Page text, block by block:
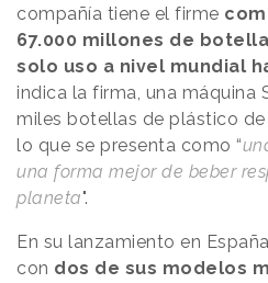
compañía tiene el firme
67.000 millones de
solo uso a nivel mundial
indica la firma, una máquina
miles botellas de plástico
lo que se presenta como “
una forma mejor de beber
planeta".
En su lanzamiento en
con dos de sus modelos